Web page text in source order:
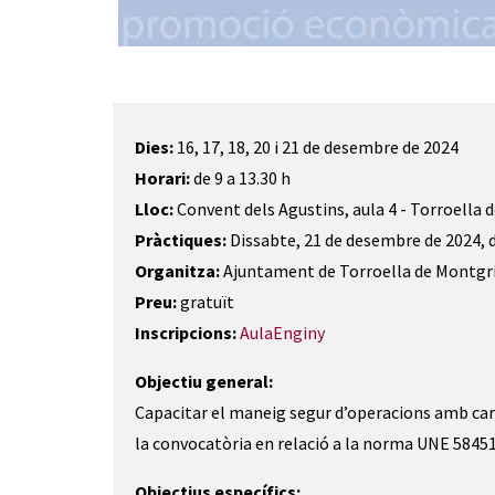
Dies: 16, 17, 18, 20 i 21 de desembre de 2024
Horari:de 9 a 13.30 h
Lloc:Convent dels Agustins, aula 4 - Torroella
Pràctiques: Dissabte, 21 de desembre de 2024,
Organitza:Ajuntament de Torroella de
Preu:gratuït
Inscripcions:AulaEnginy
Objectiu general:
Capacitar el maneig segur d’operacions amb
la convocatòria en relació a la norma UNE